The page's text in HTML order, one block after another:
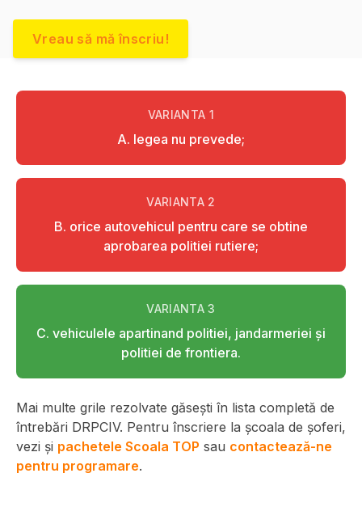
Vreau să mă înscriu!
VARIANTA 1
A. legea nu prevede;
VARIANTA 2
B. orice autovehicul pentru care se obtine
aprobarea politiei rutiere;
VARIANTA3
C. vehiculele apartinand politiei, jandarmeriei şi
politiei de frontiera.
Mai multe grile rezolvate găsești în lista completă de
întrebări DRPCIV. Pentru înscriere la școala de șoferi,
vezi și pachetele Scoala TOP sau contactează-ne
pentru programare.